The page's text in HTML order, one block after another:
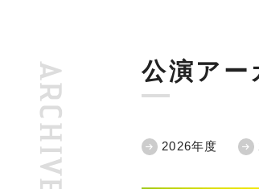
ARCHIVES 公演アー
2026年度